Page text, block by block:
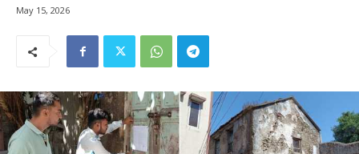
May 15, 2026